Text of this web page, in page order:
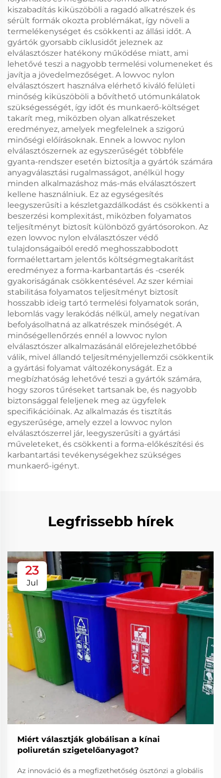
kiszabadítás kiküszöböli a ragadó alkatrészek és
sérült formák okozta problémákat, így növeli a
termelékenységet és csökkenti az állási időt. A
gyártók gyorsabb ciklusidőt jeleznek az
elválasztószer hatékony működése miatt, ami
lehetővé teszi a nagyobb termelési volumeneket és
javítja a jövedelmezőséget. A lowvoc nylon
elválasztószert használva elérhető kiváló felületi
minőség kiküszöböli a bővíthető utómunkálatok
szükségességét, így időt és munkaerő-költséget
takarít meg, miközben olyan alkatrészeket
eredményez, amelyek megfelelnek a szigorú
minőségi előírásoknak. Ennek a lowvoc nylon
elválasztószernek az egyszerűségét többféle
gyanta-rendszer esetén biztosítja a gyártók számára
anyagválasztási rugalmasságot, anélkül hogy
minden alkalmazáshoz más-más elválasztószert
kellene használniuk. Ez az egységesítés
leegyszerűsíti a készletgazdálkodást és csökkenti a
beszerzési komplexitást, miközben folyamatos
teljesítményt biztosít különböző gyártósorokon. Az
ezen lowvoc nylon elválasztószer védő
tulajdonságaiból eredő meghosszabbodott
formaélettartam jelentős költségmegtakarítást
eredményez a forma-karbantartás és -cserék
gyakoriságának csökkentésével. Az szer kémiai
stabilitása folyamatos teljesítményt biztosít
hosszabb ideig tartó termelési folyamatok során,
lebomlás vagy lerakódás nélkül, amely negatívan
befolyásolhatná az alkatrészek minőségét. A
minőségellenőrzés ennél a lowvoc nylon
elválasztószer alkalmazásánál előrejelezhetőbbé
válik, mivel állandó teljesítményjellemzői csökkentik
a gyártási folyamat változékonyságát. Ez a
megbízhatóság lehetővé teszi a gyártók számára,
hogy szoros tűréseket tartsanak be, és nagyobb
biztonsággal feleljenek meg az ügyfelek
specifikációinak. Az alkalmazás és tisztítás
egyszerűsége, amely ezzel a lowvoc nylon
elválasztószerrel jár, leegyszerűsíti a gyártási
műveleteket, és csökkenti a forma-előkészítési és
karbantartási tevékenységekhez szükséges
munkaerő-igényt.
Legfrissebb hírek
23
Jul
Miért választják globálisan a kínai
poliuretán szigetelőanyagot?
Az innováció és a megfizethetőség ösztönzi a globális